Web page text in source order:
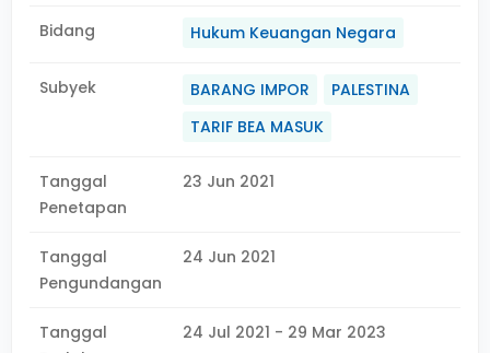
Bidang Hukum Keuangan Negara
Subyek BARANG IMPOR
PALESTINA
TARIF BEA MASUK
Tanggal
Penetapan
23 Jun 2021
Tanggal
Pengundangan
24 Jun 2021
Tanggal
24 Jul 2021 - 29 Mar 2023